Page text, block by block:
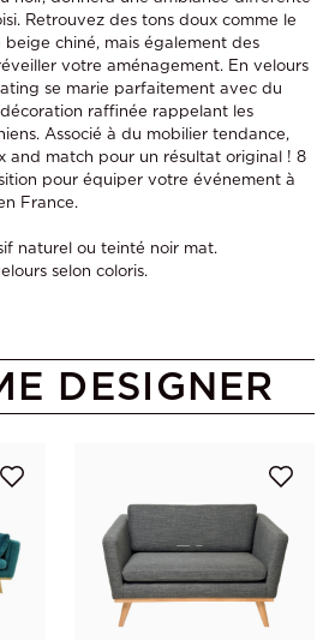
Retrouvez des tons doux comme le
chiné, mais également des
votre aménagement. En velours
se marie parfaitement avec du
raffinée rappelant les
Associé à du mobilier tendance,
and match pour un résultat original ! 8
pour équiper votre événement à
France.
naturel ou teinté noir mat.
selon coloris.
DESIGNER